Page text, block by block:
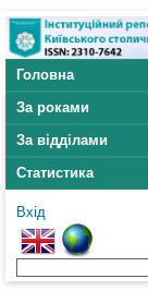
Головна
За роками
За відділами
Статистика
Вхід